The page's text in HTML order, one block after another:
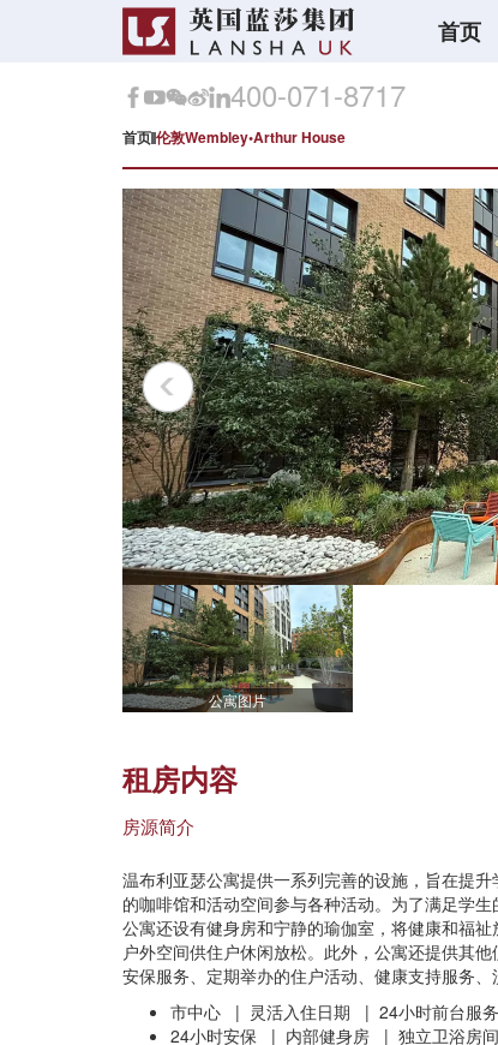
首页
400-071-8717
首页 伦敦Wembley•Arthur House
公寓图片
租房内容
房源简介
温布利亚瑟公寓提供一系列完善的设施，旨在提
的咖啡馆和活动空间参与各种活动。为了满足学
公寓还设有健身房和宁静的瑜伽室，将健康和福
户外空间供住户休闲放松。此外，公寓还提供其
安保服务、定期举办的住户活动、健康支持服务、
市中心 | 灵活入住日期 | 24小时前台服务
24小时安保 | 内部健身房 | 独立卫浴房间